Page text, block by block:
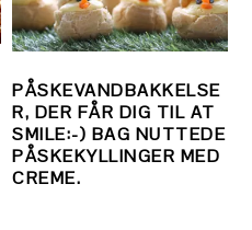
PÅSKEVANDBAKKELSE
R, DER FÅR DIG TIL AT
SMILE:-) BAG NUTTEDE
PÅSKEKYLLINGER MED
CREME.